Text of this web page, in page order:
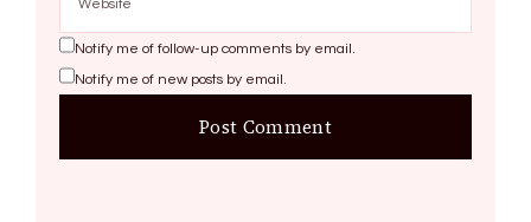
Notify me of follow-up comments by email.
Notify me of new posts by email.